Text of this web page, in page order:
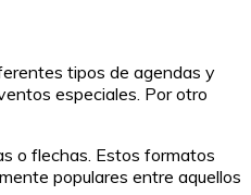
tipos de agendas y
especiales. Por otro
o flechas. Estos formatos
populares entre aquellos